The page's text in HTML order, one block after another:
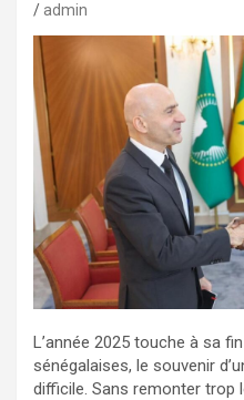
admin
L’année 2025 touche à sa
sénégalaises, le souvenir
difficile. Sans remonter trop